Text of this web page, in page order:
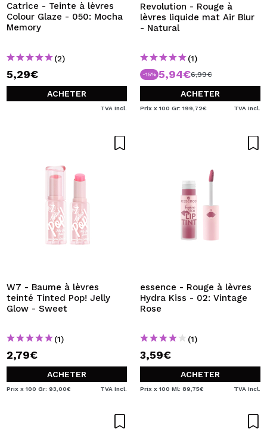
Catrice - Teinte à lèvres
Colour Glaze - 050: Mocha
Memory
(2)
5,29€
ACHETER
TVA Incl.
Revolution - Rouge à
lèvres liquide mat Air Blur
- Natural
(1)
-15% 5,94€6,99€
ACHETER
Prix x 100 Gr: 199,72€ TVA Incl.
W7 - Baume à lèvres
teinté Tinted Pop! Jelly
Glow - Sweet
(1)
2,79€
ACHETER
Prix x 100 Gr: 93,00€ TVA Incl.
essence - Rouge à lèvres
Hydra Kiss - 02: Vintage
Rose
(1)
3,59€
ACHETER
Prix x 100 Ml: 89,75€ TVA Incl.